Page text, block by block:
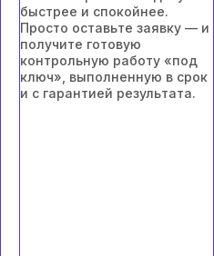
быстрее и спокойнее.
Просто оставьте заявку — и
получите готовую
контрольную работу «под
ключ», выполненную в срок
и с гарантией результата.